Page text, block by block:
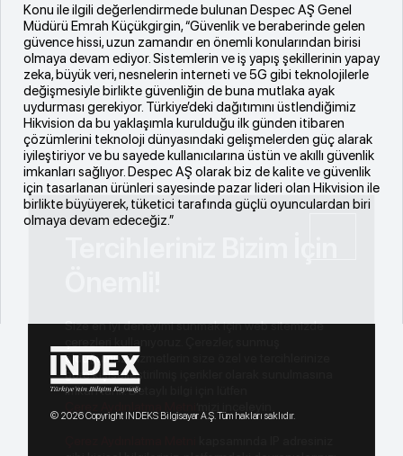
Konu ile ilgili değerlendirmede bulunan Despec AŞ Genel
Müdürü Emrah Küçükgirgin, “Güvenlik ve beraberinde gelen
güvence hissi, uzun zamandır en önemli konularından birisi
olmaya devam ediyor. Sistemlerin ve iş yapış şekillerinin yapay
zeka, büyük veri, nesnelerin interneti ve 5G gibi teknolojilerle
değişmesiyle birlikte güvenliğin de buna mutlaka ayak
uydurması gerekiyor. Türkiye’deki dağıtımını üstlendiğimiz
Hikvision da bu yaklaşımla kurulduğu ilk günden itibaren
çözümlerini teknoloji dünyasındaki gelişmelerden güç alarak
iyileştiriyor ve bu sayede kullanıcılarına üstün ve akıllı güvenlik
imkanları sağlıyor. Despec AŞ olarak biz de kalite ve güvenlik
için tasarlanan ürünleri sayesinde pazar lideri olan Hikvision ile
birlikte büyüyerek, tüketici tarafında güçlü oyunculardan biri
olmaya devam edeceğiz.”
© 2026 Copyright INDEKS Bilgisayar A.Ş. Tüm hakları saklıdır.
Size en iyi deneyimi sunmak için web sitemizde
olduğumuz hizmetlerin size özel ve tercihlerinize
göre kişiselleştirilmiş içerikler olarak sunulmasına
imkan tanır. Detaylı bilgi için lütfen